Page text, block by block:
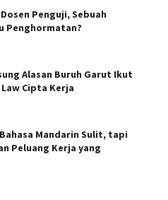
Penguji, Sebuah
Penghormatan?
Alasan Buruh Garut Ikut
Cipta Kerja
Mandarin Sulit, tapi
Peluang Kerja yang